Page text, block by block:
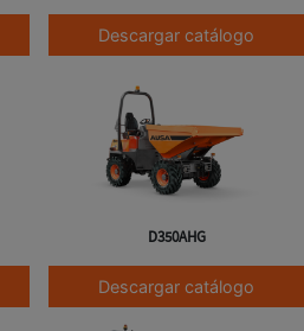
Descargar catálogo
D350AHG
Descargar catálogo